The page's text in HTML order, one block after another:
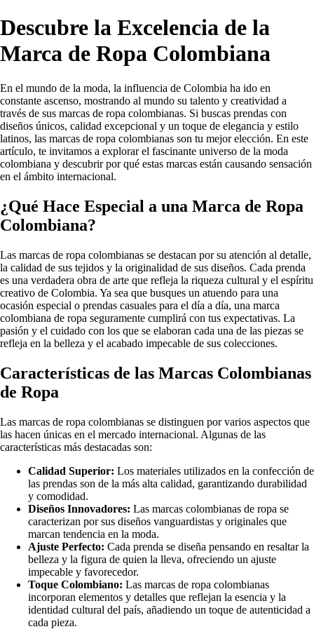
Descubre la Excelencia de la
Marca de Ropa Colombiana
En el mundo de la moda, la influencia de Colombia ha ido en
constante ascenso, mostrando al mundo su talento y creatividad a
través de sus marcas de ropa colombianas. Si buscas prendas con
diseños únicos, calidad excepcional y un toque de elegancia y estilo
latinos, las marcas de ropa colombianas son tu mejor elección. En este
artículo, te invitamos a explorar el fascinante universo de la moda
colombiana y descubrir por qué estas marcas están causando sensación
en el ámbito internacional.
¿Qué Hace Especial a una Marca de Ropa
Colombiana?
Las marcas de ropa colombianas se destacan por su atención al detalle,
la calidad de sus tejidos y la originalidad de sus diseños. Cada prenda
es una verdadera obra de arte que refleja la riqueza cultural y el espíritu
creativo de Colombia. Ya sea que busques un atuendo para una
ocasión especial o prendas casuales para el día a día, una marca
colombiana de ropa seguramente cumplirá con tus expectativas. La
pasión y el cuidado con los que se elaboran cada una de las piezas se
refleja en la belleza y el acabado impecable de sus colecciones.
Características de las Marcas Colombianas
de Ropa
Las marcas de ropa colombianas se distinguen por varios aspectos que
las hacen únicas en el mercado internacional. Algunas de las
características más destacadas son:
Calidad Superior: Los materiales utilizados en la confección de
las prendas son de la más alta calidad, garantizando durabilidad
y comodidad.
Diseños Innovadores: Las marcas colombianas de ropa se
caracterizan por sus diseños vanguardistas y originales que
marcan tendencia en la moda.
Ajuste Perfecto: Cada prenda se diseña pensando en resaltar la
belleza y la figura de quien la lleva, ofreciendo un ajuste
impecable y favorecedor.
Toque Colombiano: Las marcas de ropa colombianas
incorporan elementos y detalles que reflejan la esencia y la
identidad cultural del país, añadiendo un toque de autenticidad a
cada pieza.